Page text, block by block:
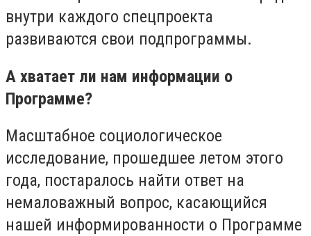
внутри каждого спецпроекта
развиваются свои подпрограммы.
А хватает ли нам информации о
Программе?
Масштабное социологическое
исследование, прошедшее летом этого
года, постаралось найти ответ на
немаловажный вопрос, касающийся
нашей информированности о Программе